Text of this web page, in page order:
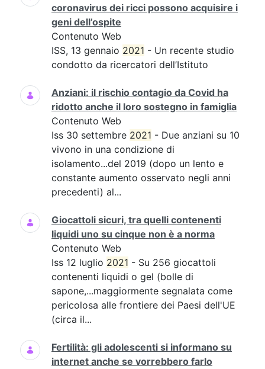
coronavirus dei ricci possono acquisire i
geni dell’ospite
Contenuto Web
ISS, 13 gennaio 2021 - Un recente studio
condotto da ricercatori dell’Istituto
Anziani: il rischio contagio da Covid ha
ridotto anche il loro sostegno in famiglia
Contenuto Web
Iss 30 settembre 2021 - Due anziani su 10
vivono in una condizione di
isolamento...del 2019 (dopo un lento e
constante aumento osservato negli anni
precedenti) al...
Giocattoli sicuri, tra quelli contenenti
liquidi uno su cinque non è a norma
Contenuto Web
Iss 12 luglio 2021 - Su 256 giocattoli
contenenti liquidi o gel (bolle di
sapone,...maggiormente segnalata come
pericolosa alle frontiere dei Paesi dell'UE
(circa il...
Fertilità: gli adolescenti si informano su
internet anche se vorrebbero farlo